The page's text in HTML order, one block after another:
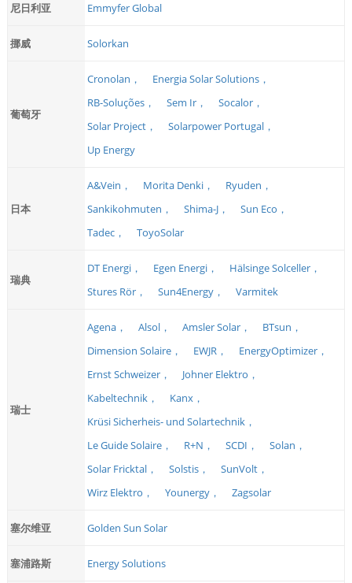
尼日利亚 Emmyfer Global
挪威 Solorkan
葡萄牙
Cronolan，
Energia Solar Solutions，
RB-Soluções，
Sem Ir，
Socalor，
Solar Project，
Solarpower Portugal，
Up Energy
日本
A&Vein， Morita Denki，
Ryuden，
Sankikohmuten，
Shima-J，
Sun Eco，
Tadec，
ToyoSolar
瑞典
DT Energi， Egen Energi，
Hälsinge Solceller，
Stures Rör，
Sun4Energy， Varmitek
瑞士
Agena， Alsol， Amsler Solar，
BTsun，
Dimension Solaire，
EWJR，
EnergyOptimizer，
Ernst Schweizer，
Johner Elektro，
Kabeltechnik，
Kanx，
Krüsi Sicherheis- und Solartechnik，
Le Guide Solaire，
R+N， SCDI，
Solan，
Solar Fricktal，
Solstis，
SunVolt，
Wirz Elektro，
Younergy， Zagsolar
塞尔维亚 Golden Sun Solar
塞浦路斯 Energy Solutions